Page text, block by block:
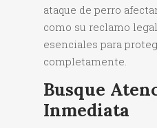
ataque de perro
como su reclamo
esenciales para
completamente.
Busque
Inmediata